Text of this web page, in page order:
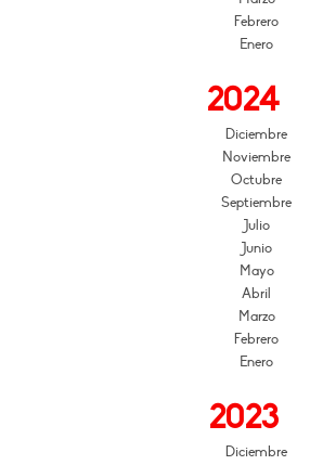
Febrero
Enero
2024
Diciembre
Noviembre
Octubre
Septiembre
Julio
Junio
Mayo
Abril
Marzo
Febrero
Enero
2023
Diciembre